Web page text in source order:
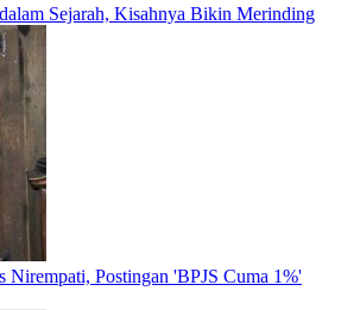
Sejarah, Kisahnya Bikin Merinding
Nirempati, Postingan 'BPJS Cuma 1%'